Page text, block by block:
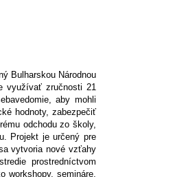
Bulharskou Národnou
využívať zručnosti 21
aby mohli
hodnoty, zabezpečiť
odchodu zo školy,
Projekt je určený pre
vytvoria nové vzťahy
prostredníctvom
workshopy, semináre,